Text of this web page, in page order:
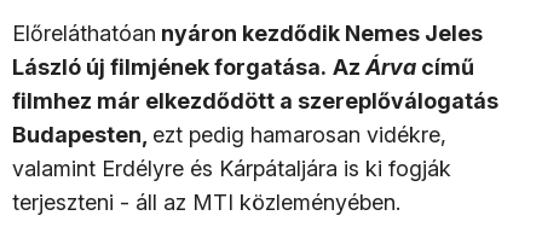
Előreláthatóan nyáron kezdődik Nemes Jeles
László új filmjének forgatása. Az Árva című
filmhez már elkezdődött a szereplőválogatás
Budapesten, ezt pedig hamarosan vidékre,
valamint Erdélyre és Kárpátaljára is ki fogják
terjeszteni - áll az MTI közleményében.